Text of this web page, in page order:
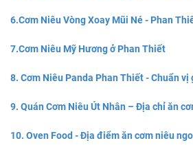
6.Cơm Niêu Vòng Xoay Mũi Né - Phan
7.Cơm Niêu Mỹ Hương ở Phan Thiết
8. Cơm Niêu Panda Phan Thiết - Chuẩn vị
9. Quán Cơm Niêu Út Nhân – Địa chỉ ăn
10. Oven Food - Địa điểm ăn cơm niêu